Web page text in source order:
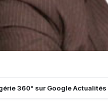
360° sur Google Actualités